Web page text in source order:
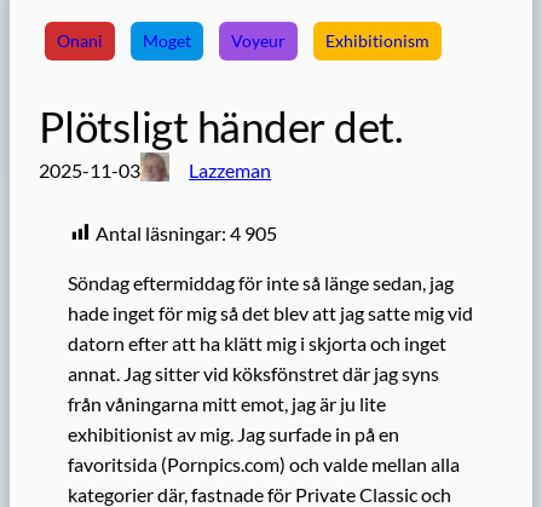
Onani Moget Voyeur Exhibitionism
Plötsligt händer det.
2025-11-03 Lazzeman
Antal läsningar: 4 905
Söndag eftermiddag för inte så länge sedan, jag
hade inget för mig så det blev att jag satte mig vid
datorn efter att ha klätt mig i skjorta och inget
annat. Jag sitter vid köksfönstret där jag syns
från våningarna mitt emot, jag är ju lite
exhibitionist av mig. Jag surfade in på en
favoritsida (Pornpics.com) och valde mellan alla
kategorier där, fastnade för Private Classic och